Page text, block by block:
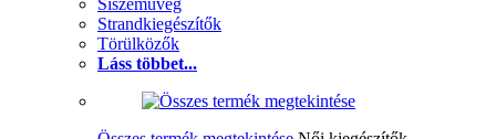
Síszemüveg
Strandkiegészítők
Törülközők
Láss többet...